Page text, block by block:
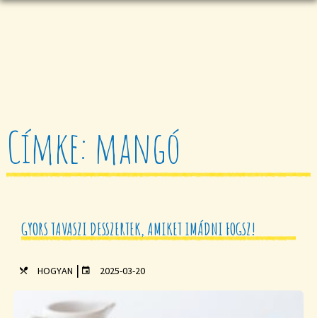
Címke: mangó
GYORS TAVASZI DESSZERTEK, AMIKET IMÁDNI FOGSZ!
HOGYAN | 2025-03-20